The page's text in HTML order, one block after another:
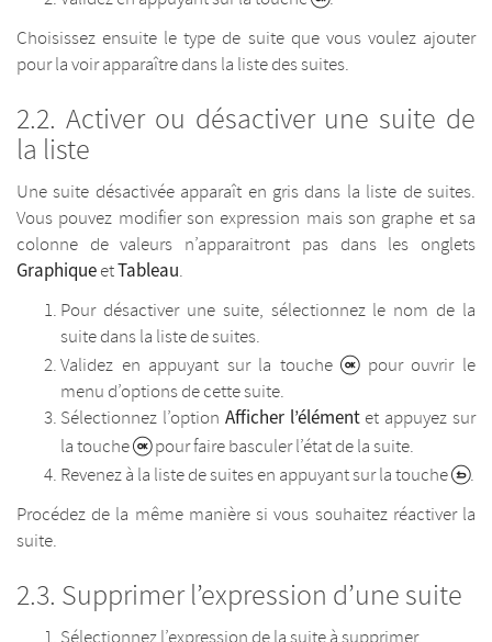
Choisissez ensuite le type de suite que vous voulez ajouter
pour la voir apparaître dans la liste des suites.
Activer ou désactiver une suite de
la liste
Une suite désactivée apparaît en gris dans la liste de suites.
Vous pouvez modifier son expression mais son graphe et sa
colonne de valeurs n’apparaitront pas dans les onglets
GraphiqueetTableau.
Pour désactiver une suite, sélectionnez le nom de la
suite dans la liste de suites.
Validez en appuyant sur la touche
pour ouvrir le
menu d’options de cette suite.
Sélectionnez l’option Afficher l’élémentet appuyez sur
la touche
pour faire basculer l’état de la suite.
Revenez à la liste de suites en appuyant sur la touche
.
Procédez de la même manière si vous souhaitez réactiver la
suite.
Supprimer l’expression d’une suite
Sélectionnez l’expression de la suite à supprimer.